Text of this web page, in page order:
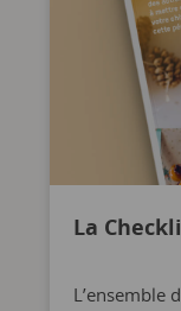
La
L’ensemble